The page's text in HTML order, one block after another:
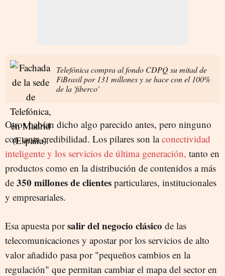
Telefónica compra al fondo CDPQ su mitad de
FiBrasil por 131 millones y se hace con el 100%
de la 'fiberco'
Otros habían dicho algo parecido antes, pero ninguno
con tanta credibilidad. Los pilares son laconectividad
inteligente y los servicios de última generación, tanto en
productos como en la distribución de contenidos a más
de 350 millones de clientes particulares, institucionales
y empresariales.
Esa apuesta porsalir del negocio clásico de las
telecomunicaciones y apostar por los servicios de alto
valor añadido pasa por "pequeños cambios en la
regulación" que permitan cambiar el mapa del sector en